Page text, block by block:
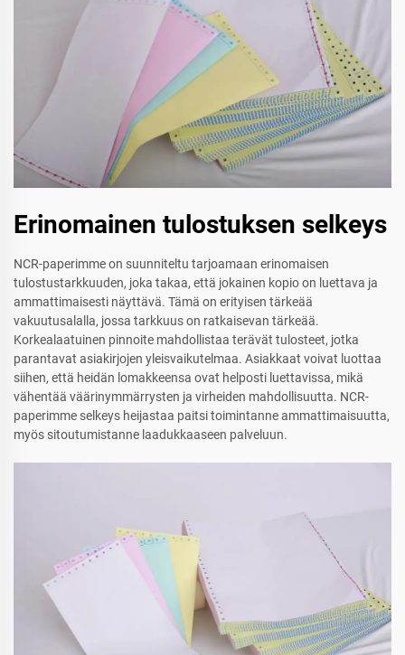
Erinomainen tulostuksen selkeys
NCR-paperimme on suunniteltu tarjoamaan erinomaisen
tulostustarkkuuden, joka takaa, että jokainen kopio on luettava ja
ammattimaisesti näyttävä. Tämä on erityisen tärkeää
vakuutusalalla, jossa tarkkuus on ratkaisevan tärkeää.
Korkealaatuinen pinnoite mahdollistaa terävät tulosteet, jotka
parantavat asiakirjojen yleisvaikutelmaa. Asiakkaat voivat luottaa
siihen, että heidän lomakkeensa ovat helposti luettavissa, mikä
vähentää väärinymmärrysten ja virheiden mahdollisuutta. NCR-
paperimme selkeys heijastaa paitsi toimintanne ammattimaisuutta,
myös sitoutumistanne laadukkaaseen palveluun.